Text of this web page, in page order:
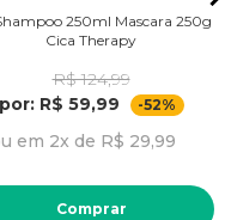
250ml Mascara 250g
Cica Therapy
R$ 124,99
por: R$ 59,99
-52%
em 2x de R$ 29,99
Comprar